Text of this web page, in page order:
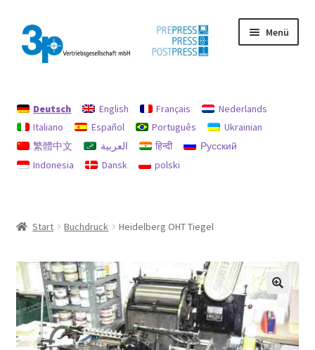
Zur
Navigation
springen
Zum
Inhalt
springen
Menü
Datenschutz
Gebrauchtmaschinen
Deutsch English Français
Nederlands
Italiano
Español Português
Ukrainian
繁體中文
العربية हिन्दी
Русский
Indonesia
Dansk polski
Start Buchdruck Heidelberg OHT Tiegel